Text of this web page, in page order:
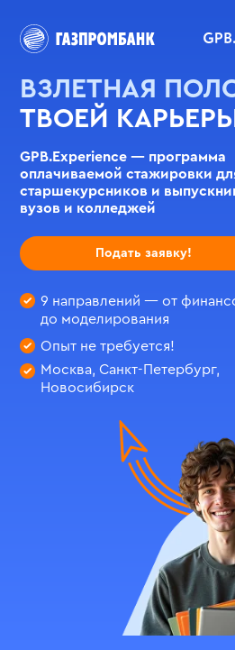
GPB.Experience — программа
оплачиваемой стажировки
старшекурсников и
вузов и колледжей
ВЗЛЕТНАЯ
ТВОЕЙ
9 направлений — от
до моделирования
Опыт не требуется!
Москва, Санкт-Петербург,
Новосибирск
Подать заявку!